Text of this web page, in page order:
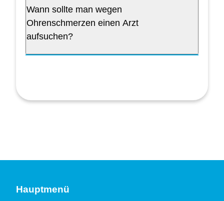
Wann sollte man wegen
Ohrenschmerzen einen Arzt
aufsuchen?
Hauptmenü